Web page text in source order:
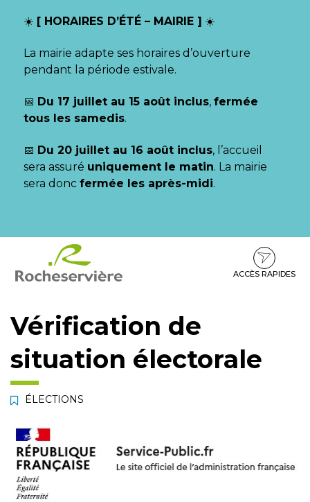
☀️ [ HORAIRES D’ÉTÉ – MAIRIE ] ☀️
La mairie adapte ses horaires d’ouverture
pendant la période estivale.
📅 Du 17 juillet au 15 août inclus, fermée
tous les samedis.
📅 Du 20 juillet au 16 août inclus, l’accueil
sera assuré uniquement le matin. La mairie
sera donc fermée les après-midi.
contenu
pied
ACCÈS RAPIDES
Vérification de
situation électorale
ÉLECTIONS